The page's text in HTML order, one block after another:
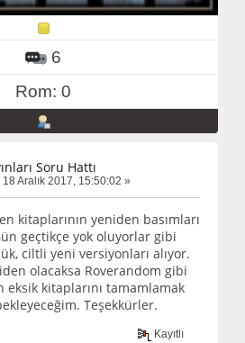
6
Rom: 0
Soru Hattı
18 Aralık 2017, 15:50:02 »
kitaplarının yeniden basımları
geçtikçe yok oluyorlar gibi
ciltli yeni versiyonları alıyor.
olacaksa Roverandom gibi
eksik kitaplarını tamamlamak
Teşekkürler.
Kayıtlı